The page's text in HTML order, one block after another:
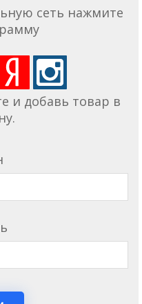
сеть нажмите
и добавь товар в